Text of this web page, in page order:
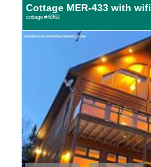
Cottage MER-433 with wifi
cottage #:6963